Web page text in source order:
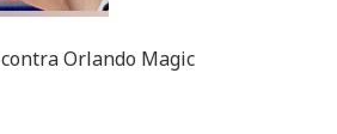
Orlando Magic